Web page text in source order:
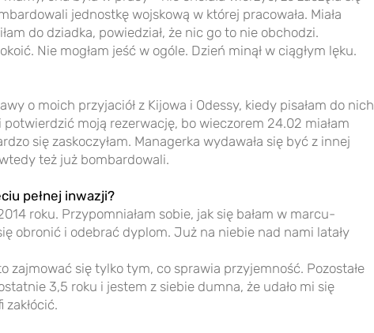
jednostkę wojskową w której pracowała. Miała
do dziadka, powiedział, że nic go to nie obchodzi.
Nie mogłam jeść w ogóle. Dzień minął w ciągłym lęku.
o moich przyjaciół z Kijowa i Odessy, kiedy pisałam do nich
moją rezerwację, bo wieczorem 24.02 miałam
się zaskoczyłam. Managerka wydawała się być z innej
też już bombardowali.
pełnej inwazji?
roku. Przypomniałam sobie, jak się bałam w marcu-
obronić i odebrać dyplom. Już na niebie nad nami latały
zajmować się tylko tym, co sprawia przyjemność. Pozostałe
3,5 roku i jestem z siebie dumna, że udało mi się